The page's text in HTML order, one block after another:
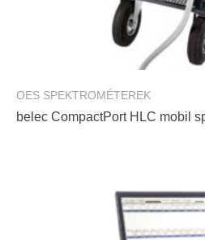
OES SPEKTROMÉTEREK
belec CompactPort HLC mobil